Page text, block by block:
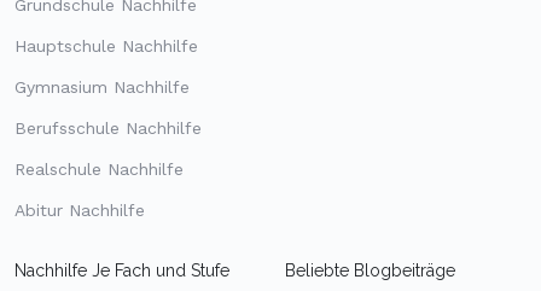
Grundschule Nachhilfe
Hauptschule Nachhilfe
Gymnasium Nachhilfe
Berufsschule Nachhilfe
Realschule Nachhilfe
Abitur Nachhilfe
Nachhilfe Je Fach und Stufe Beliebte Blogbeiträge